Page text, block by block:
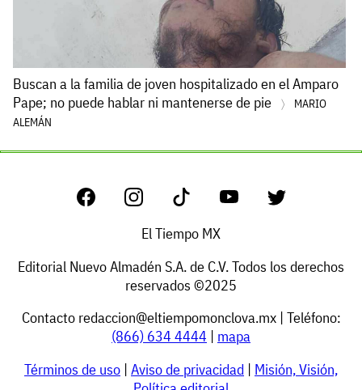
Buscan a la familia de joven hospitalizado en el Amparo
Pape; no puede hablar ni mantenerse de pie
MARIO
ALEMÁN
El Tiempo MX
Editorial Nuevo Almadén S.A. de C.V. Todos los derechos
reservados ©2025
Contacto redaccion@eltiempomonclova.mx| Teléfono:
(866) 634 4444 | mapa
Términos de uso | Aviso de privacidad | Misión, Visión,